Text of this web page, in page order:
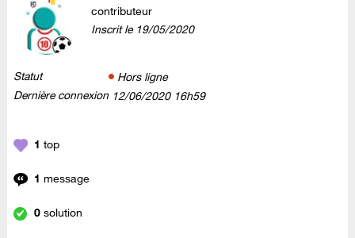
contributeur
Inscrit le ‎19/05/2020
Statut
Hors ligne
Dernière connexion ‎12/06/2020 16h59
1 top
1 message
0 solution